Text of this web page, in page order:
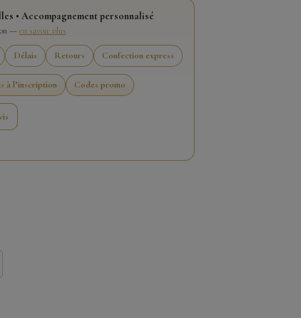
• Accompagnement personnalisé
— en savoir plus
Délais Retours Confection express
à l’inscription Codes promo